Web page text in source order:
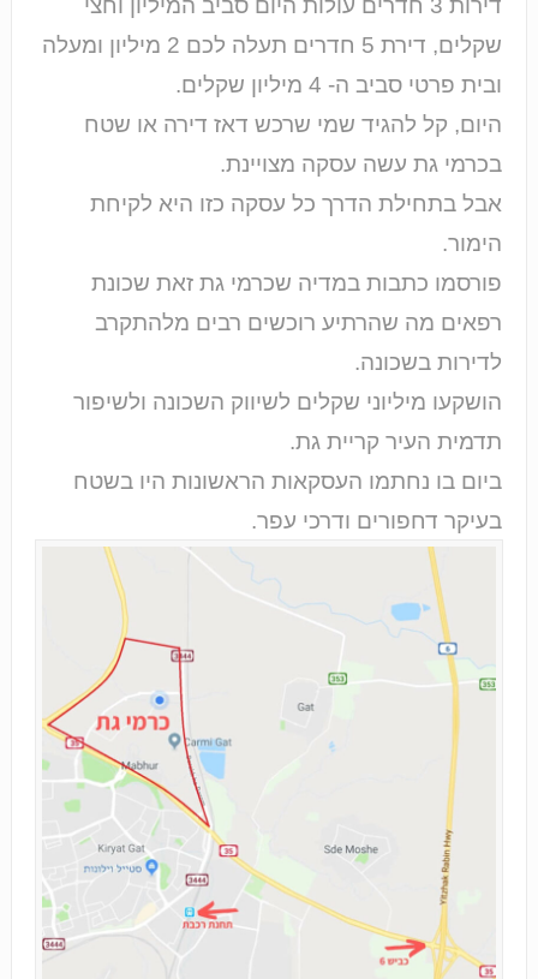
דירות 3 חדרים עולות היום סביב המיליון וחצי
שקלים, דירת 5 חדרים תעלה לכם 2 מיליון ומעלה
ובית פרטי סביב ה- 4 מיליון שקלים.
היום, קל להגיד שמי שרכש דאז דירה או שטח
בכרמי גת עשה עסקה מצויינת.
אבל בתחילת הדרך כל עסקה כזו היא לקיחת
הימור.
פורסמו כתבות במדיה שכרמי גת זאת שכונת
רפאים מה שהרתיע רוכשים רבים מלהתקרב
לדירות בשכונה.
הושקעו מיליוני שקלים לשיווק השכונה ולשיפור
תדמית העיר קריית גת.
ביום בו נחתמו העסקאות הראשונות היו בשטח
בעיקר דחפורים ודרכי עפר.